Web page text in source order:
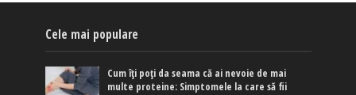
Cele mai populare
Cum îți poți da seama că ai nevoie de mai
multe proteine: Simptomele la care să fii